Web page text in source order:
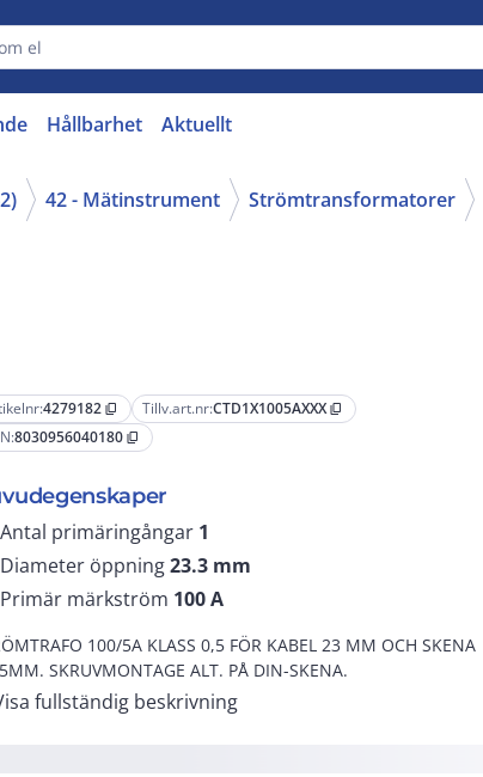
Hållbarhet Aktuellt
42 - Mätinstrument Strömtransformatorer
4279182 content_copy Tillv.art.nr:CTD1X1005AXXX content_copy
8030956040180 content_copy
Antal primäringångar 1
Diameter öppning23.3 mm
Primär märkström 100A
100/5A KLASS 0,5 FÖR KABEL 23 MM OCH SKENA
SKRUVMONTAGE ALT. PÅ DIN-SKENA.
fullständig beskrivning